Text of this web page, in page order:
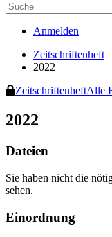
Anmelden
Zeitschriftenheft
2022
ZeitschriftenheftAlle
2022
Dateien
Sie haben nicht die
sehen.
Einordnung